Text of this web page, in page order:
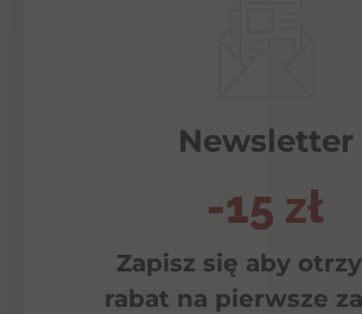
Newsletter
-15 zł
Zapisz się aby
rabat na pierwsze